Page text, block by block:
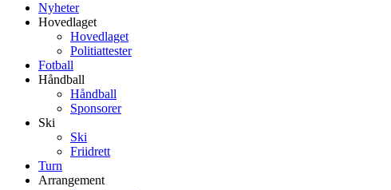
Nyheter
Hovedlaget
Hovedlaget
Politiattester
Fotball
Håndball
Håndball
Sponsorer
Ski
Ski
Friidrett
Turn
Arrangement